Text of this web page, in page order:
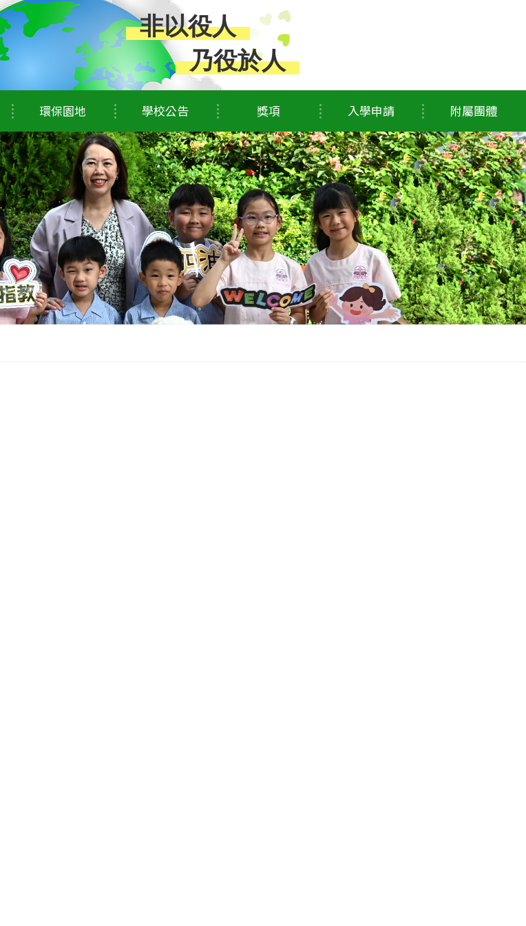
非以役人
乃役於人
環保園地 學校公告 獎項 入學申請 附屬團體